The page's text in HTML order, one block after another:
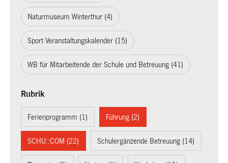
Naturmuseum Winterthur (4)
Sport Veranstaltungskalender (15)
WB für Mitarbeitende der Schule und Betreuung (41)
Rubrik
Ferienprogramm (1) Führung (2)
SCHU::COM (22) Schulergänzende Betreuung (14)